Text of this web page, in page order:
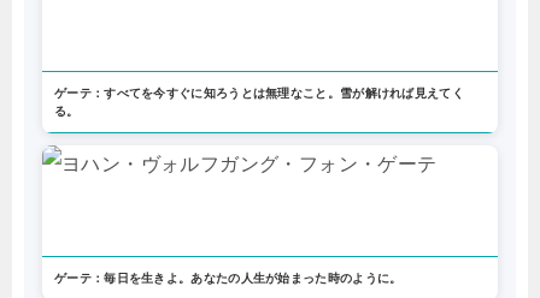
ゲーテ：すべてを今すぐに知ろうとは無理なこと。雪が解ければ見えてく
る。
ゲーテ：毎日を生きよ。あなたの人生が始まった時のように。